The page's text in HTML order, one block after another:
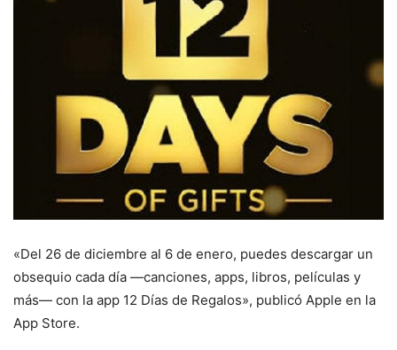
«Del 26 de diciembre al 6 de enero, puedes descargar un
obsequio cada día —canciones, apps, libros, películas y
más— con la app 12 Días de Regalos», publicó Apple en la
App Store.